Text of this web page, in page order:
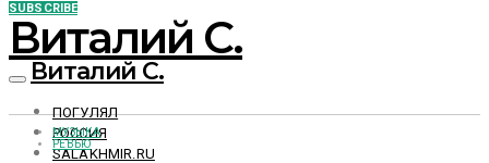
SUBSCRIBE
Виталий С.
Виталий С.
ПОГУЛЯЛ
РОССИЯ
SALAKHMIR.RU
МУЗЫКА
РЕВЬЮ